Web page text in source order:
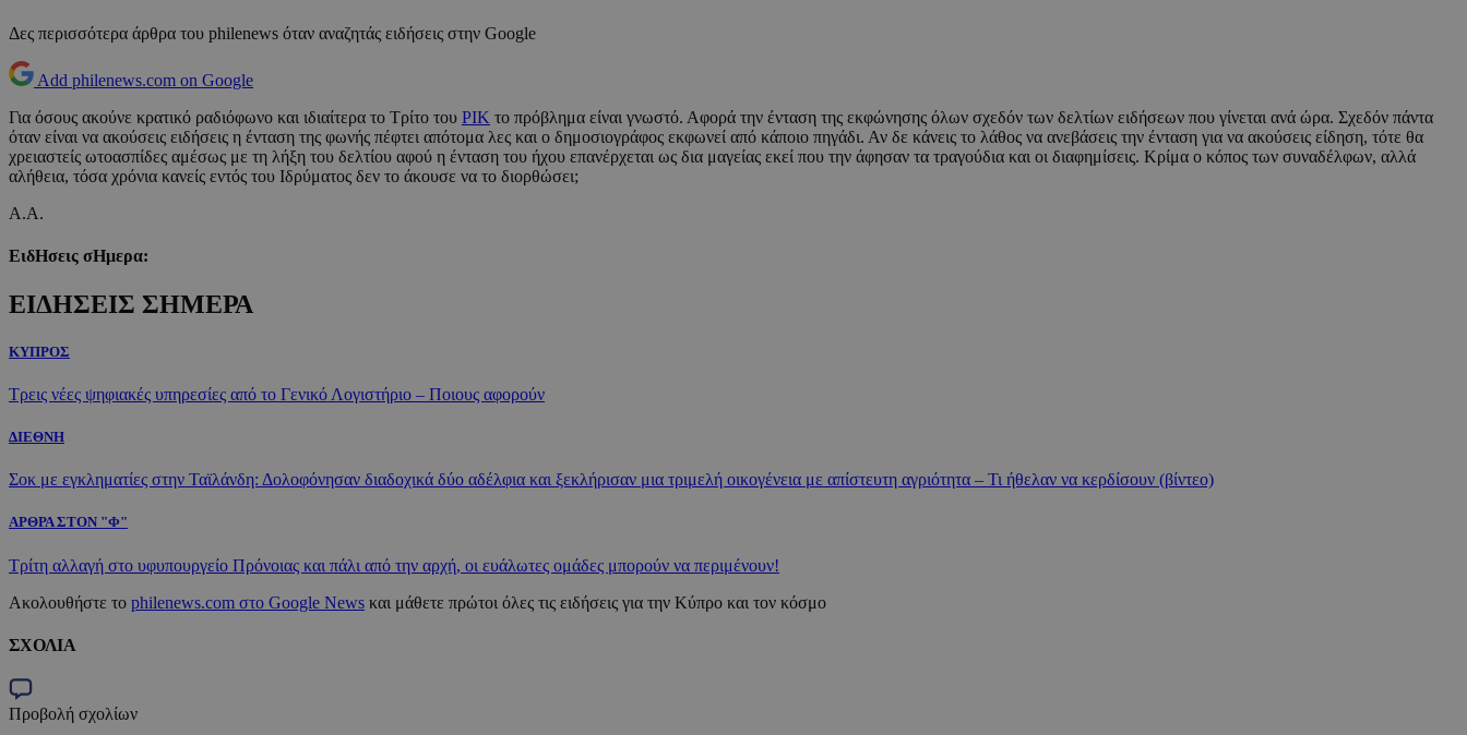
Δες περισσότερα άρθρα του philenews όταν αναζητάς ειδήσεις στην Google
Add philenews.com on Google
Για όσους ακούνε κρατικό ραδιόφωνο και ιδιαίτερα το Τρίτο του ΡΙΚ το πρόβλημα είναι γνωστό. Αφορά την ένταση της εκφώνησης όλων σχεδόν των δελτίων ειδήσεων που γίνεται ανά ώρα. Σχεδόν πάντα
όταν είναι να ακούσεις ειδήσεις η ένταση της φωνής πέφτει απότομα λες και ο δημοσιογράφος εκφωνεί από κάποιο πηγάδι. Αν δε κάνεις το λάθος να ανεβάσεις την ένταση για να ακούσεις είδηση, τότε θα
χρειαστείς ωτοασπίδες αμέσως με τη λήξη του δελτίου αφού η ένταση του ήχου επανέρχεται ως δια μαγείας εκεί που την άφησαν τα τραγούδια και οι διαφημίσεις. Κρίμα ο κόπος των συναδέλφων, αλλά
αλήθεια, τόσα χρόνια κανείς εντός του Ιδρύματος δεν το άκουσε να το διορθώσει;
Α.Α.
ΕιδΗσεις σΗμερα:
ΕΙΔΗΣΕΙΣ ΣΗΜΕΡΑ
ΚΥΠΡΟΣ
Τρεις νέες ψηφιακές υπηρεσίες από το Γενικό Λογιστήριο – Ποιους αφορούν
ΔΙΕΘΝΗ
Σοκ με εγκληματίες στην Ταϊλάνδη: Δολοφόνησαν διαδοχικά δύο αδέλφια και ξεκλήρισαν μια τριμελή οικογένεια με απίστευτη αγριότητα – Τι ήθελαν να κερδίσουν (βίντεο)
ΑΡΘΡΑ ΣΤΟΝ "Φ"
Τρίτη αλλαγή στο υφυπουργείο Πρόνοιας και πάλι από την αρχή, οι ευάλωτες ομάδες μπορούν να περιμένουν!
Ακολουθήστε το philenews.com στο Google News και μάθετε πρώτοι όλες τις ειδήσεις για την Κύπρο και τον κόσμο
ΣΧΟΛΙΑ
Προβολή σχολίων